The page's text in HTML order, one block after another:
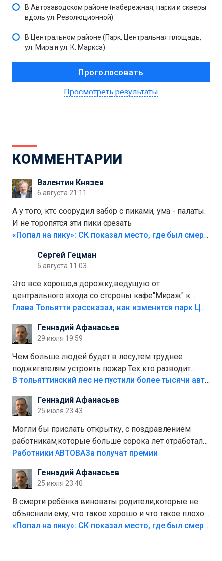
В Автозаводском районе (набережная, парки и скверы
вдоль ул. Революционной)
В Центральном районе (Парк, Центральная площадь,
ул. Мира и ул. К. Маркса)
Просмотреть результаты
КОММЕНТАРИИ
Валентин Князев
6 августа 21:11
А у того, кто соорудил забор с пиками, ума - палаты.
И не торопятся эти пики срезать
«Попал на пику»: СК показал место, где был смертельно травмирован ребенок в Тольятти
Сергей Гецман
5 августа 11:03
Это все хорошо,а дорожку,ведущую от
центрального входа со стороны кафе"Мираж" к
аттракционам слабо доделать?А то бордюры
лежала в парке и испортилась.Да еще,видимо,часть
украли.
Глава Тольятти рассказал, как изменится парк Центрального района
Геннадий Афанасьев
29 июля 19:59
Чем больше людей будет в лесу,тем труднее
поджигателям устроить пожар.Тех кто разводит
костры,тех надо безбожно штрафовать.Камер полно
Штрафы мизерные.
В тольяттинский лес не пустили более тысячи автомобилей
Геннадий Афанасьев
25 июля 23:43
Могли бы прислать открытку, с поздравлением
работникам,которые больше сорока лет отработали
на предприятии.
Работники АВТОВАЗа получат премии
Геннадий Афанасьев
25 июля 23:40
В смерти ребёнка виноваты родители,которые не
объяснили ему, что такое хорошо и что такое плохо!
Лезть через такой забор,верх безумия,есть же
«Попал на пику»: СК показал место, где был смертельно травмирован ребенок в Тольятти